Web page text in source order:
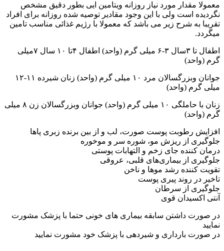
معمولا مقدار مورد نیاز روزانه ویتامین ایی بطور دقیق مشخص
نگردیده است ولی با این وجود مقادیر توصیه شده روزانه برای افراد
تقریبا به شرح زیر می باشد که معمولا با رژیم غذائی مناسب تامین
میگردد.
اطفال تا ۳سال ۳-۶ میلی گرم (واحد) اطفال ۴تا ۱٠ سال ٧میلی
گرم (واحد)
جوانان وبزرگسالان مرد ۱٠ میلی گرم (واحد) زنان شیرده ۱۱-۱٢
میلی گرم (واحد)
زنان با حاملگی ۱٠ میلی گرم (واحد) جوانان وبزرگسالان زن ۸ میلی
گرم (واحد)
افزایش رطوبت پوست صورت، لب و از بین برنده زبری پاها
جلوگیری از ریزش مو، شوره سر و موخوره
درمان کننده جای زخم و التهابات پوستی
جلوگیری از بیماری‌های قلبی، عروقی
تقویت کننده رشد موها و ناخن
تاخیر در روند پیری پوست
جلوگیری از سرطان
آنتی اکسیدان قوی
در صورت داشتن سابقه بیماری های خونی حتما با پزشک مشورت
نمایید
در صورت بارداری و شیردهی با پزشک خود مشورت نمایید